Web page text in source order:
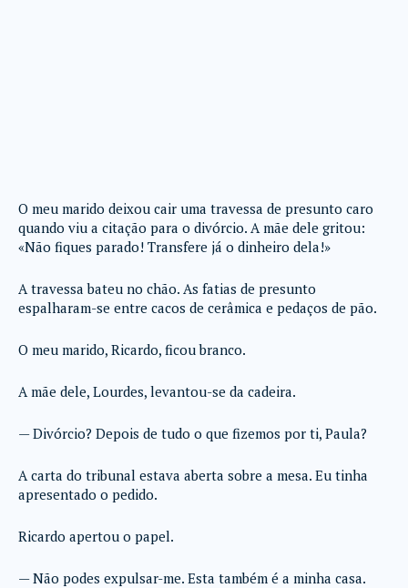
O meu marido deixou cair uma travessa de presunto caro
quando viu a citação para o divórcio. A mãe dele gritou:
«Não fiques parado! Transfere já o dinheiro dela!»
A travessa bateu no chão. As fatias de presunto
espalharam-se entre cacos de cerâmica e pedaços de pão.
O meu marido, Ricardo, ficou branco.
A mãe dele, Lourdes, levantou-se da cadeira.
— Divórcio? Depois de tudo o que fizemos por ti, Paula?
A carta do tribunal estava aberta sobre a mesa. Eu tinha
apresentado o pedido.
Ricardo apertou o papel.
— Não podes expulsar-me. Esta também é a minha casa.